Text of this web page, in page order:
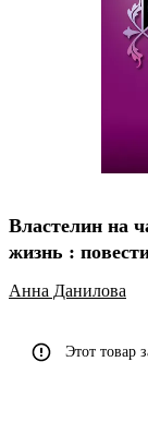
Властелин на
жизнь :
Анна Данилова
Этот товар